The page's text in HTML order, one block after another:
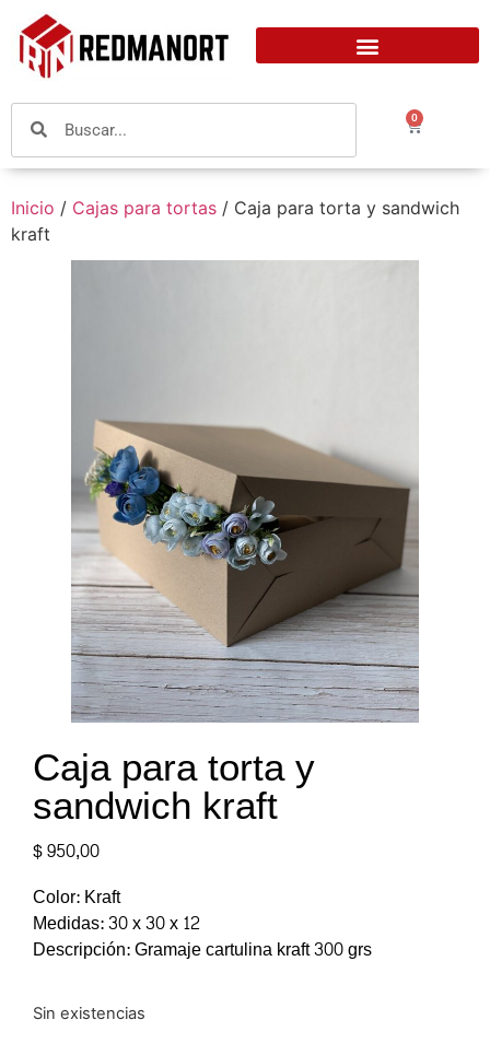
0
Inicio / Cajas para tortas / Caja para torta y sandwich
kraft
Caja para torta y
sandwich kraft
$950,00
Color: Kraft
Medidas: 30 x 30 x 12
Descripción: Gramaje cartulina kraft 300 grs
Sin existencias